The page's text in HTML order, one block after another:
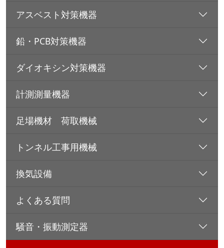
アスベスト対策機器
鉛・PCB対策機器
ダイオキシン対策機器
計測測量機器
足場機材 荷取機械
トンネル工事用機械
換気設備
よくある質問
騒音・振動測定器